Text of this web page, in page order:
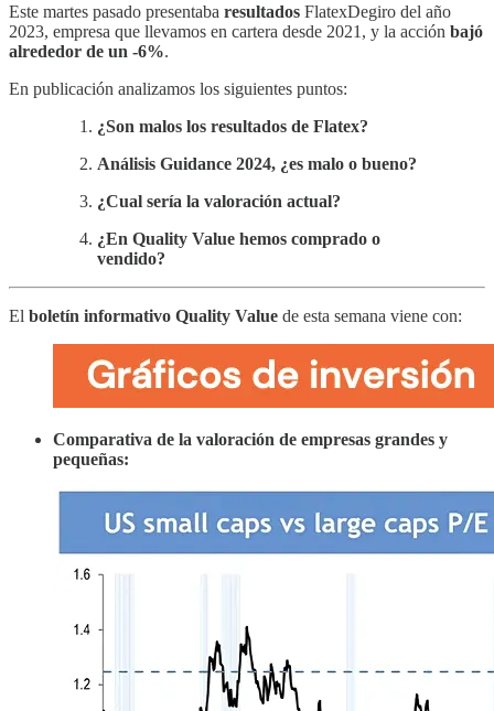
Este martes pasado presentaba resultados FlatexDegiro del año
2023, empresa que llevamos en cartera desde 2021, y la acción bajó
alrededor de un -6%.
En publicación analizamos los siguientes puntos:
¿Son malos los resultados de Flatex?
Análisis Guidance 2024, ¿es malo o bueno?
¿Cual sería la valoración actual?
¿En Quality Value hemos comprado o
vendido?
El boletín informativo Quality Value de esta semana viene con:
Comparativa de la valoración de empresas grandes y
pequeñas: